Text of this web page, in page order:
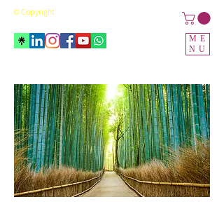
ME
NU
© Copyright